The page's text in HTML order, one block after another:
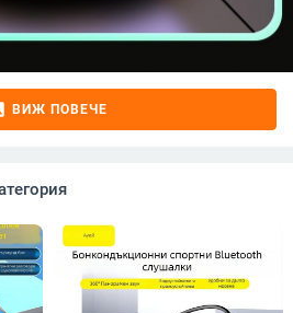
ВИЖ ПОВЕЧЕ